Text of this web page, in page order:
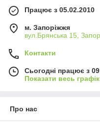
Працює з 05.02.2010
м. Запоріжжя
вул.Брянська 15,
Контакти
Сьогодні працює з
Показати весь
Про нас